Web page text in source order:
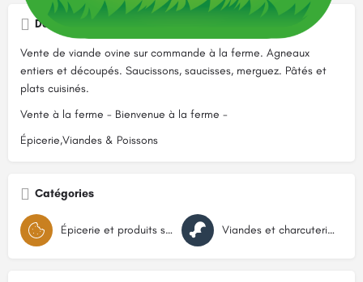
Description
Vente de viande ovine sur commande à la ferme. Agneaux
entiers et découpés. Saucissons, saucisses, merguez. Pâtés et
plats cuisinés.
Vente à la ferme - Bienvenue à la ferme -
Épicerie,Viandes & Poissons
Catégories
Épicerie et produits secs Viandes et charcuteries